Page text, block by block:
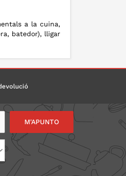
a la cuina,
batedor), lligar